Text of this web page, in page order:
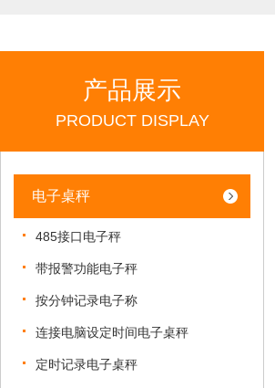
产品展示
PRODUCT DISPLAY
电子桌秤
485接口电子秤
带报警功能电子秤
按分钟记录电子称
连接电脑设定时间电子桌秤
定时记录电子桌秤